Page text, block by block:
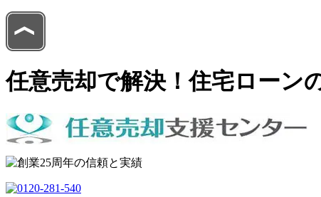
任意売却で解決！住宅ローン